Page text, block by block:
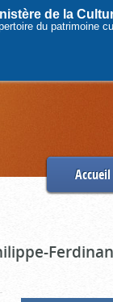
de la
du patrimoine
Accueil